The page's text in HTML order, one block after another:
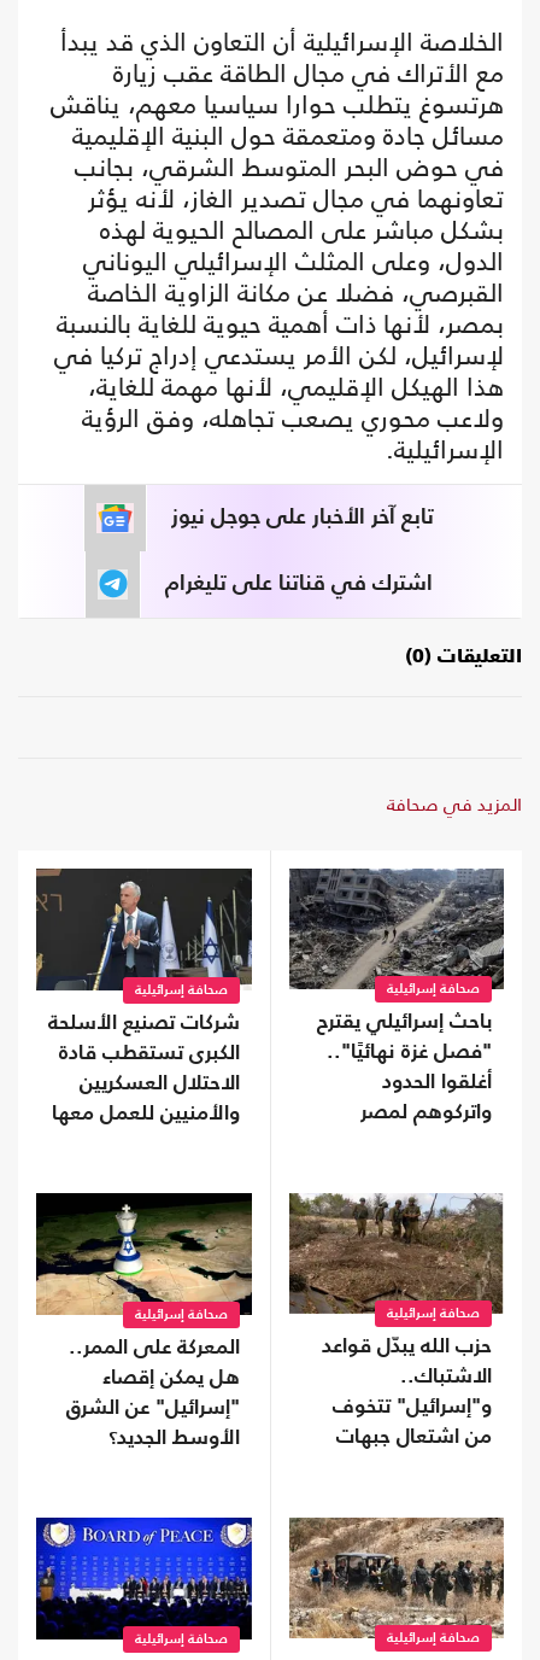
الخلاصة الإسرائيلية أن التعاون الذي قد يبدأ
مع الأتراك في مجال الطاقة عقب زيارة
هرتسوغ يتطلب حوارا سياسيا معهم، يناقش
مسائل جادة ومتعمقة حول البنية الإقليمية
في حوض البحر المتوسط الشرقي، بجانب
تعاونهما في مجال تصدير الغاز، لأنه يؤثر
بشكل مباشر على المصالح الحيوية لهذه
الدول، وعلى المثلث الإسرائيلي اليوناني
القبرصي، فضلا عن مكانة الزاوية الخاصة
بمصر، لأنها ذات أهمية حيوية للغاية بالنسبة
لإسرائيل، لكن الأمر يستدعي إدراج تركيا في
هذا الهيكل الإقليمي، لأنها مهمة للغاية،
ولاعب محوري يصعب تجاهله، وفق الرؤية
الإسرائيلية.
تابع آخر الأخبار على جوجل نيوز
اشترك في قناتنا على تليغرام
التعليقات (0)
المزيد في صحافة
صحافة إسرائيلية
باحث إسرائيلي يقترح
"فصل غزة نهائيًا"..
أغلقوا الحدود
واتركوهم لمصر
صحافة إسرائيلية
شركات تصنيع الأسلحة
الكبرى تستقطب قادة
الاحتلال العسكريين
والأمنيين للعمل معها
صحافة إسرائيلية
حزب الله يبدّل قواعد
الاشتباك..
و"إسرائيل" تتخوف
من اشتعال جبهات
صحافة إسرائيلية
المعركة على الممر..
هل يمكن إقصاء
"إسرائيل" عن الشرق
الأوسط الجديد؟
صحافة إسرائيلية صحافة إسرائيلية